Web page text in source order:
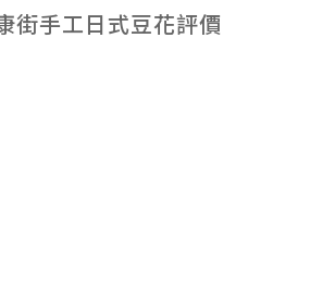
街手工日式豆花評價